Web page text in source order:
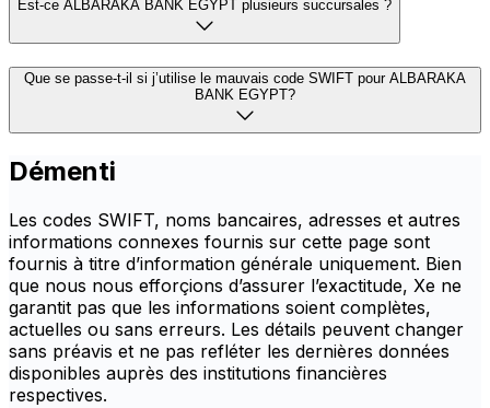
Est-ce ALBARAKA BANK EGYPT plusieurs succursales ?
Que se passe-t-il si j’utilise le mauvais code SWIFT pour ALBARAKA
BANK EGYPT?
Démenti
Les codes SWIFT, noms bancaires, adresses et autres
informations connexes fournis sur cette page sont
fournis à titre d’information générale uniquement. Bien
que nous nous efforçions d’assurer l’exactitude, Xe ne
garantit pas que les informations soient complètes,
actuelles ou sans erreurs. Les détails peuvent changer
sans préavis et ne pas refléter les dernières données
disponibles auprès des institutions financières
respectives.